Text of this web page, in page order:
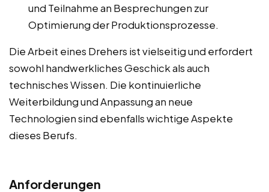
und Teilnahme an Besprechungen zur
Optimierung der Produktionsprozesse.
Die Arbeit eines Drehers ist vielseitig und erfordert
sowohl handwerkliches Geschick als auch
technisches Wissen. Die kontinuierliche
Weiterbildung und Anpassung an neue
Technologien sind ebenfalls wichtige Aspekte
dieses Berufs.
Anforderungen